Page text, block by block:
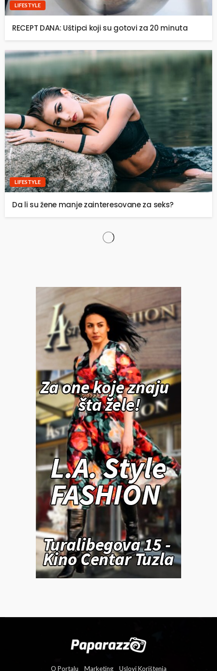
LIFESTYLE
RECEPT DANA: Uštipci koji su gotovi za 20 minuta
LIFESTYLE
Da li su žene manje zainteresovane za seks?
O Portalu Marketing Uslovi Korištenja